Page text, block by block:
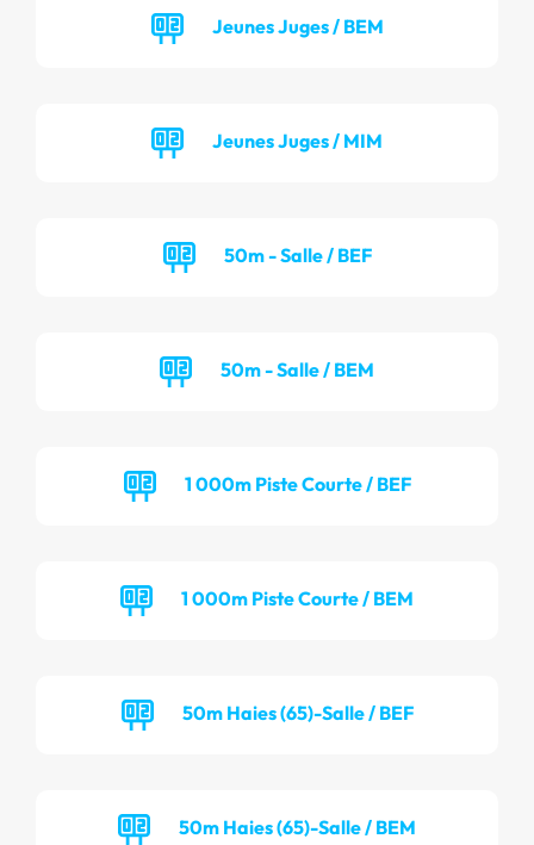
Jeunes Juges / BEM
Jeunes Juges / MIM
50m - Salle / BEF
50m - Salle / BEM
1 000m Piste Courte / BEF
1 000m Piste Courte / BEM
50m Haies (65)-Salle / BEF
50m Haies (65)-Salle / BEM